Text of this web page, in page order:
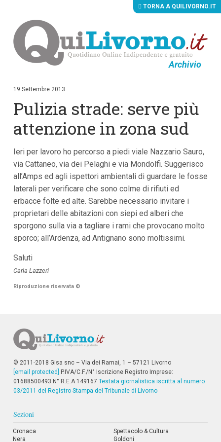
Archivio
i
i
n
t
n
u
i
p
i
n
i
p
l
i
V
i
ù
P
i
n
c
i
l
V
a
TORNA A QUILIVORNO.IT
19 Settembre 2013
Pulizia strade: serve più
attenzione in zona sud
Ieri per lavoro ho percorso a piedi viale Nazzario Sauro,
via Cattaneo, via dei Pelaghi e via Mondolfi. Suggerisco
all’Amps ed agli ispettori ambientali di guardare le fosse
laterali per verificare che sono colme di rifiuti ed
erbacce folte ed alte. Sarebbe necessario invitare i
proprietari delle abitazioni con siepi ed alberi che
sporgono sulla via a tagliare i rami che provocano molto
sporco; all’Ardenza, ad Antignano sono moltissimi.
Saluti
Carla Lazzeri
Riproduzione riservata ©
© 2011-2018 Gisa snc – Via dei Ramai, 1 – 57121 Livorno
[email protected]
P.IVA/C.F./N° Iscrizione Registro Imprese:
01688500493 N° R.E.A 149167 Testata giornalistica iscritta al numero
03/2011 del Registro Stampa del Tribunale di Livorno
Sezioni
Cronaca
Nera
Spettacolo & Cultura
Goldoni